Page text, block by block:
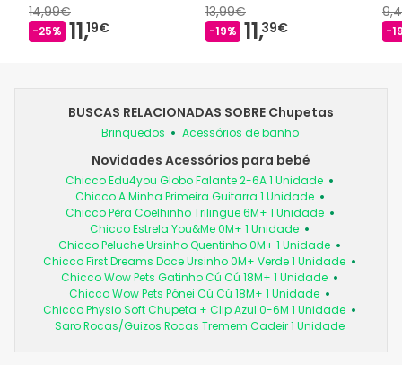
14,99€
-25% 11,19€
13,99€
-19% 11,39€ -
BUSCAS RELACIONADAS SOBRE Chupetas
Brinquedos Acessórios de banho
Novidades Acessórios para bebé
Chicco Edu4you Globo Falante 2-6A 1 Unidade
Chicco A Minha Primeira Guitarra 1 Unidade
Chicco Pêra Coelhinho Trilingue 6M+ 1 Unidade
Chicco Estrela You&Me 0M+ 1 Unidade
Chicco Peluche Ursinho Quentinho 0M+ 1 Unidade
Chicco First Dreams Doce Ursinho 0M+ Verde 1 Unidade
Chicco Wow Pets Gatinho Cú Cú 18M+ 1 Unidade
Chicco Wow Pets Pónei Cú Cú 18M+ 1 Unidade
Chicco Physio Soft Chupeta + Clip Azul 0-6M 1 Unidade
Saro Rocas/Guizos Rocas Tremem Cadeir 1 Unidade